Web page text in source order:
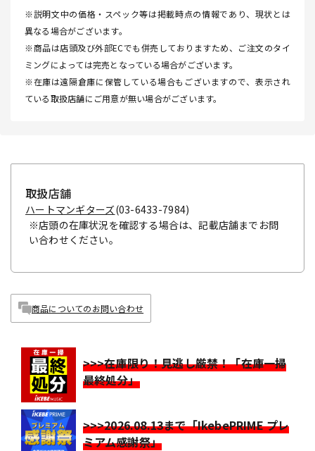
※説明文中の価格・スペック等は掲載時点の情報であり、現状とは
異なる場合がございます。
※商品は店頭及び外部ECでも併売しておりますため、ご注文のタイ
ミングによっては完売となっている場合がございます。
※在庫は遠隔倉庫に保管している場合もございますので、表示され
ている取扱店舗にご用意が無い場合がございます。
取扱店舗
ハートマンギターズ(03-6433-7984)
※店頭の在庫状況を確認する場合は、記載店舗までお問
い合わせください。
商品についてのお問い合わせ
>>>在庫限り！見逃し厳禁！「在庫一掃
最終処分」
>>>2026.08.13まで「IkebePRIME プレ
ミアム感謝祭」